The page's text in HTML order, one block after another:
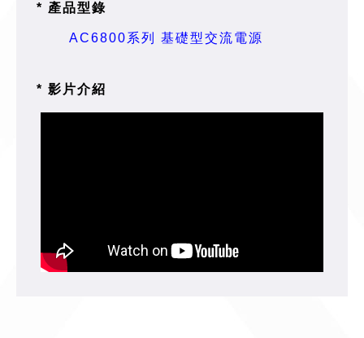
* 產品型錄
AC6800系列 基礎型交流電源
* 影片介紹